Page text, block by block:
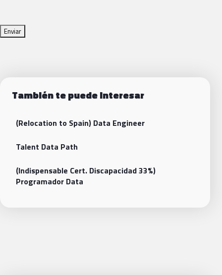
También te puede interesar
(Relocation to Spain) Data Engineer
Talent Data Path
(Indispensable Cert. Discapacidad 33%)
Programador Data